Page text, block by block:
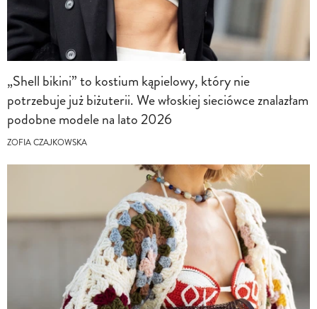
„Shell bikini” to kostium kąpielowy, który nie
potrzebuje już biżuterii. We włoskiej sieciówce znalazłam
podobne modele na lato 2026
ZOFIA CZAJKOWSKA